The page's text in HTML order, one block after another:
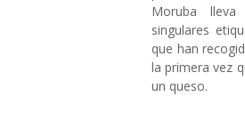
Moruba lleva
singulares
que han
la primera vez
un queso.